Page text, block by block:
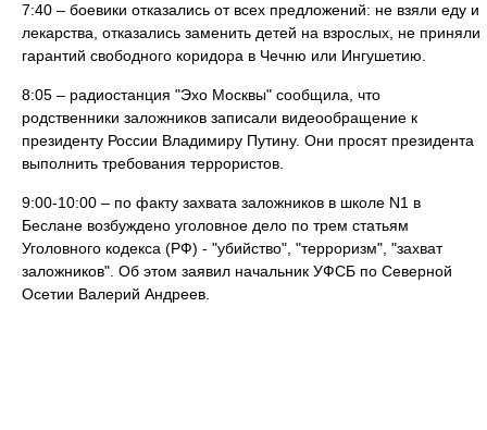
7:40 – боевики отказались от всех предложений: не взяли еду и
лекарства, отказались заменить детей на взрослых, не приняли
гарантий свободного коридора в Чечню или Ингушетию.
8:05 – радиостанция "Эхо Москвы" сообщила, что
родственники заложников записали видеообращение к
президенту России Владимиру Путину. Они просят президента
выполнить требования террористов.
9:00-10:00 – по факту захвата заложников в школе N1 в
Беслане возбуждено уголовное дело по трем статьям
Уголовного кодекса (РФ) ‑ "убийство", "терроризм", "захват
заложников". Об этом заявил начальник УФСБ по Северной
Осетии Валерий Андреев.